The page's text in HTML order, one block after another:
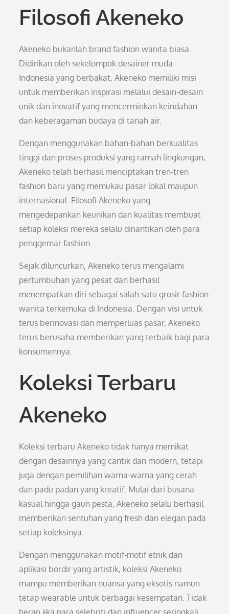
Filosofi Akeneko
Akeneko bukanlah brand fashion wanita biasa.
Didirikan oleh sekelompok desainer muda
Indonesia yang berbakat, Akeneko memiliki misi
untuk memberikan inspirasi melalui desain-desain
unik dan inovatif yang mencerminkan keindahan
dan keberagaman budaya di tanah air.
Dengan menggunakan bahan-bahan berkualitas
tinggi dan proses produksi yang ramah lingkungan,
Akeneko telah berhasil menciptakan tren-tren
fashion baru yang memukau pasar lokal maupun
internasional. Filosofi Akeneko yang
mengedepankan keunikan dan kualitas membuat
setiap koleksi mereka selalu dinantikan oleh para
penggemar fashion.
Sejak diluncurkan, Akeneko terus mengalami
pertumbuhan yang pesat dan berhasil
menempatkan diri sebagai salah satu grosir fashion
wanita terkemuka di Indonesia. Dengan visi untuk
terus berinovasi dan memperluas pasar, Akeneko
terus berusaha memberikan yang terbaik bagi para
konsumennya.
Koleksi Terbaru
Akeneko
Koleksi terbaru Akeneko tidak hanya memikat
dengan desainnya yang cantik dan modern, tetapi
juga dengan pemilihan warna-warna yang cerah
dan padu padan yang kreatif. Mulai dari busana
kasual hingga gaun pesta, Akeneko selalu berhasil
memberikan sentuhan yang fresh dan elegan pada
setiap koleksinya.
Dengan menggunakan motif-motif etnik dan
aplikasi bordir yang artistik, koleksi Akeneko
mampu memberikan nuansa yang eksotis namun
tetap wearable untuk berbagai kesempatan. Tidak
heran jika para selebriti dan influencer seringkali